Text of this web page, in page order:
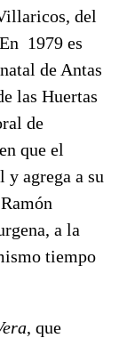
del
1979 es
de Antas
las Huertas
de
que el
y agrega a su
a la
tiempo
, que